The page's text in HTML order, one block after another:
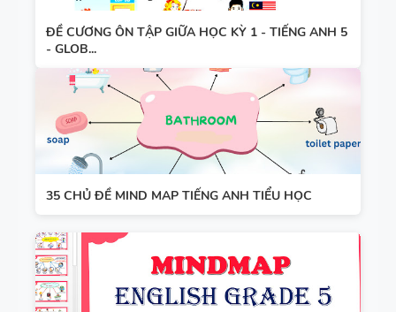
ĐỀ CƯƠNG ÔN TẬP GIỮA HỌC KỲ 1 - TIẾNG ANH 5
- GLOB...
35 CHỦ ĐỀ MIND MAP TIẾNG ANH TIỂU HỌC